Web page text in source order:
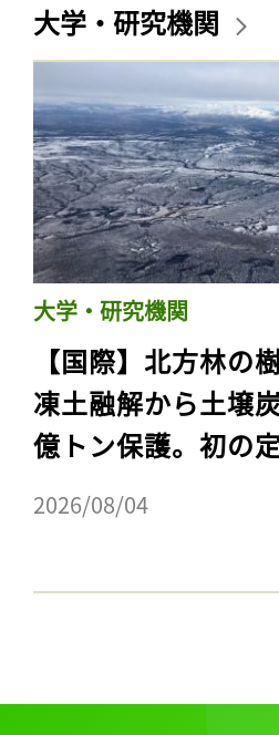
大学・研究機関
大学・研究機関
【国際】北方林の
凍土融解から土壌
億トン保護。初の
2026/08/04